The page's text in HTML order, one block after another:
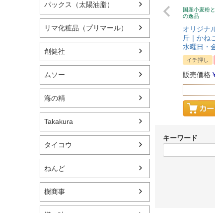
パックス（太陽油脂）
リマ化粧品（プリマール）
創健社
ムソー
海の精
Takakura
タイコウ
ねんど
樹商事
国産小麦粉
の逸品
オリジナ
斤｜かね
水曜日・
イチ押し
販売価格
キーワード